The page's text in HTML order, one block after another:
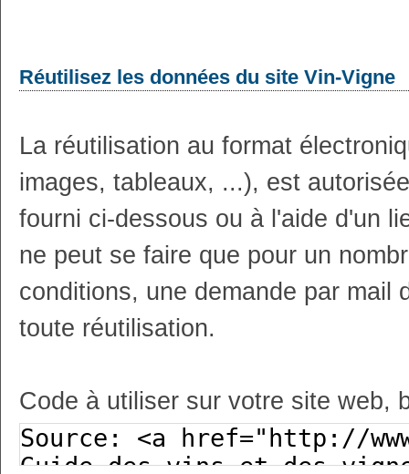
Réutilisez les données du site Vin-Vigne
La réutilisation au format
images, tableaux, ...), est
fourni ci-dessous ou à l'aide d'un
ne peut se faire que pour un
conditions, une demande par mail
toute réutilisation.
Code à utiliser sur votre site web,